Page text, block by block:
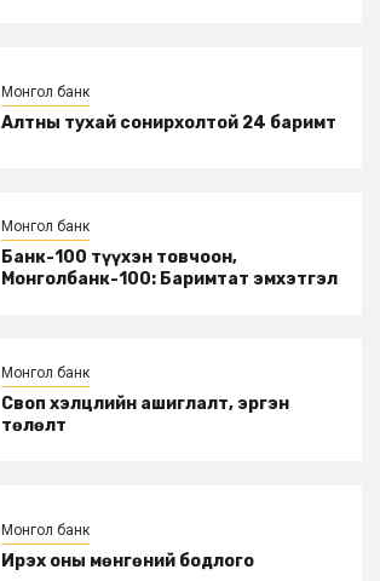
Монгол банк
Алтны тухай сонирхолтой 24 баримт
Монгол банк
Банк-100 түүхэн товчоон,
Монголбанк-100: Баримтат эмхэтгэл
Монгол банк
Своп хэлцлийн ашиглалт, эргэн
төлөлт
Монгол банк
Ирэх оны мөнгөний бодлого